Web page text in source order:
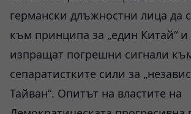
германски длъжностни лица да
към принципа за „един Китай“ и
изпращат погрешни сигнали
сепаратистките сили за
Тайван“. Опитът на властите на